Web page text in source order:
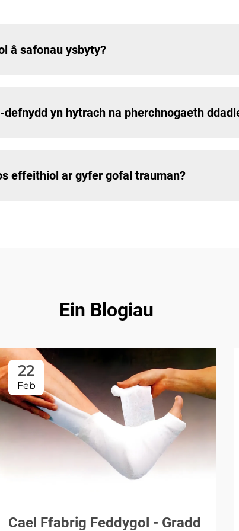
â safonau ysbyty?
yn hytrach na pherchnogaeth
effeithiol ar gyfer gofal trauman?
Ein Blogiau
22
Feb
Cael Ffabrig Feddygol - Gradd